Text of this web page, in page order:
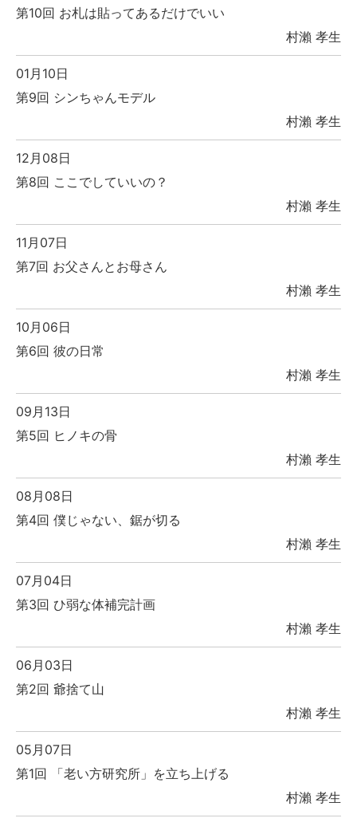
第10回 お札は貼ってあるだけでいい
村瀨 孝生
01月10日
第9回 シンちゃんモデル
村瀨 孝生
12月08日
第8回 ここでしていいの？
村瀨 孝生
11月07日
第7回 お父さんとお母さん
村瀨 孝生
10月06日
第6回 彼の日常
村瀨 孝生
09月13日
第5回 ヒノキの骨
村瀨 孝生
08月08日
第4回 僕じゃない、鋸が切る
村瀨 孝生
07月04日
第3回 ひ弱な体補完計画
村瀨 孝生
06月03日
第2回 爺捨て山
村瀨 孝生
05月07日
第1回 「老い方研究所」を立ち上げる
村瀨 孝生